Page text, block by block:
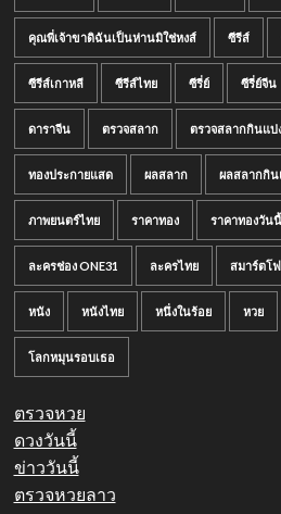
คุณพี่เจ้าขาดิฉันเป็นห่านมิใช่หงส์ ซีรีส์
ซีรีส์เกาหลี ซีรีส์ไทย ซีรี่ย์ ซีรี่ย์จีน
ดาราจีน ตรวจสลาก ตรวจสลากกินแบ่
ทองประกายแสด ผลสลาก ผลสลากกิน
ภาพยนตร์ไทย ราคาทอง ราคาทองวันนี้
ละครช่อง ONE31 ละครไทย สมาร์ตโ
หนัง หนังไทย หนึ่งในร้อย หวย
โลกหมุนรอบเธอ
ตรวจหวย
ดวงวันนี้
ข่าววันนี้
ตรวจหวยลาว